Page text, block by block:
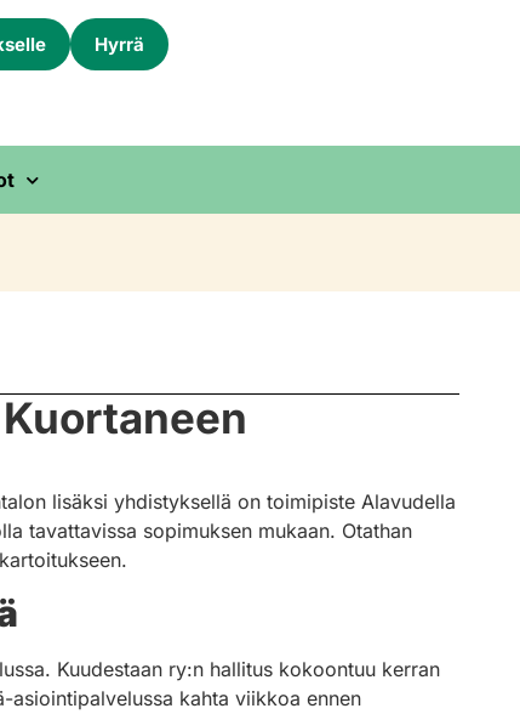
Hyrrä
lisäksi yhdistyksellä on toimipiste Alavudella
tavattavissa sopimuksen mukaan. Otathan
Kuudestaan ry:n hallitus kokoontuu kerran
asiointipalvelussa kahta viikkoa ennen